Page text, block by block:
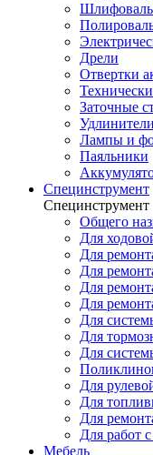
Дрели
Отвертки
Заточные
Удлинители
Лампы и
Паяльники
Специнструмент
Специнструмент
Общего
Для
Для
Для
Для
Для
Для
Для
Для
Для
Для
Для
Для работ
Мебель